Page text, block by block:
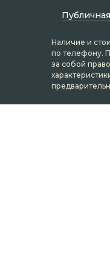
Наличие и
по телефону.
за собой